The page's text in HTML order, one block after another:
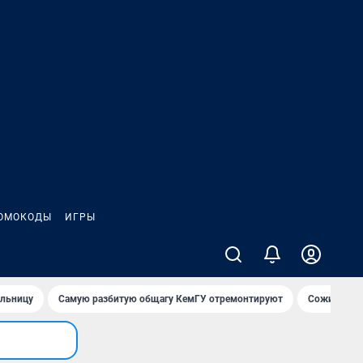
ИГРЫ
Самую разбитую общагу КемГУ отремонтируют